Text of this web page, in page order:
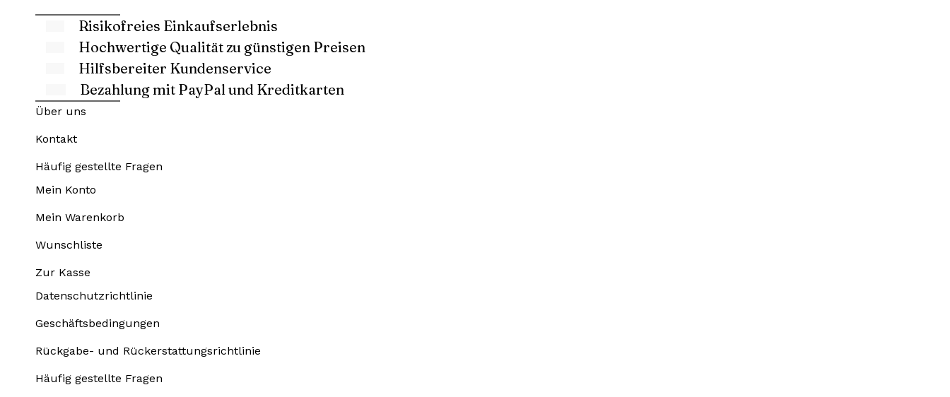
Risikofreies Einkaufserlebnis
Hochwertige Qualität zu günstigen Preisen
Hilfsbereiter Kundenservice
Bezahlung mit PayPal und Kreditkarten
Über uns
Kontakt
Häufig gestellte Fragen
Mein Konto
Mein Warenkorb
Wunschliste
Zur Kasse
Datenschutzrichtlinie
Geschäftsbedingungen
Rückgabe- und Rückerstattungsrichtlinie
Häufig gestellte Fragen